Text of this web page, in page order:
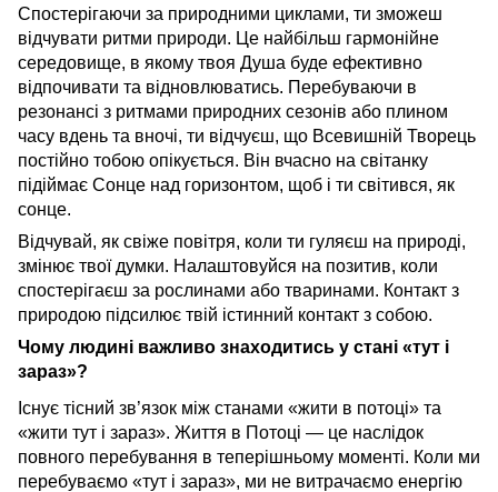
Спостерігаючи за природними циклами, ти зможеш
відчувати ритми природи. Це найбільш гармонійне
середовище, в якому твоя Душа буде ефективно
відпочивати та відновлюватись. Перебуваючи в
резонансі з ритмами природних сезонів або плином
часу вдень та вночі, ти відчуєш, що Всевишній Творець
постійно тобою опікується. Він вчасно на світанку
підіймає Сонце над горизонтом, щоб і ти світився, як
сонце.
Відчувай, як свіже повітря, коли ти гуляєш на природі,
змінює твої думки. Налаштовуйся на позитив, коли
спостерігаєш за рослинами або тваринами. Контакт з
природою підсилює твій істинний контакт з собою.
Чому людині важливо знаходитись у стані «тут і
зараз»?
Існує тісний зв’язок між станами «жити в потоці» та
«жити тут і зараз». Життя в Потоці — це наслідок
повного перебування в теперішньому моменті. Коли ми
перебуваємо «тут і зараз», ми не витрачаємо енергію